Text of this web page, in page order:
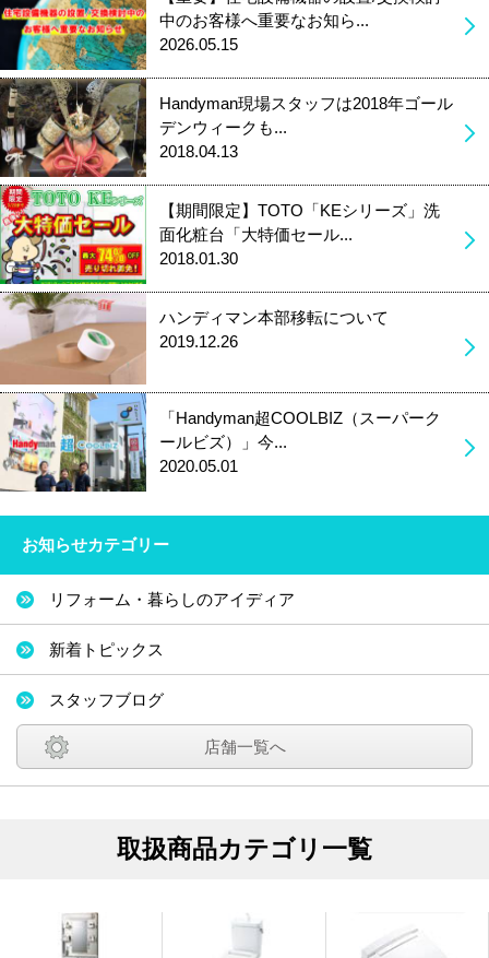
中のお客様へ重要なお知ら...
2026.05.15
Handyman現場スタッフは2018年ゴール
デンウィークも...
2018.04.13
【期間限定】TOTO「KEシリーズ」洗
面化粧台「大特価セール...
2018.01.30
ハンディマン本部移転について
2019.12.26
「Handyman超COOLBIZ（スーパーク
ールビズ）」今...
2020.05.01
お知らせカテゴリー
リフォーム・暮らしのアイディア
新着トピックス
スタッフブログ
店舗一覧へ
取扱商品カテゴリ一覧